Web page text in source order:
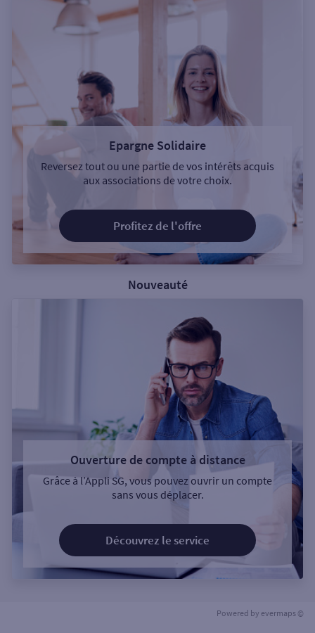
Epargne Solidaire
Reversez tout ou une partie de vos intérêts acquis
aux associations de votre choix.
Profitez de l'offre
Nouveauté
Ouverture de compte à distance
Grâce à l’Appli SG, vous pouvez ouvrir un compte
sans vous déplacer.
Découvrez le service
Powered by evermaps ©